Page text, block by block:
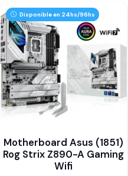
Disponible en 24hs/96hs
Motherboard Asus (1851)
Rog Strix Z890-A Gaming
Wifi